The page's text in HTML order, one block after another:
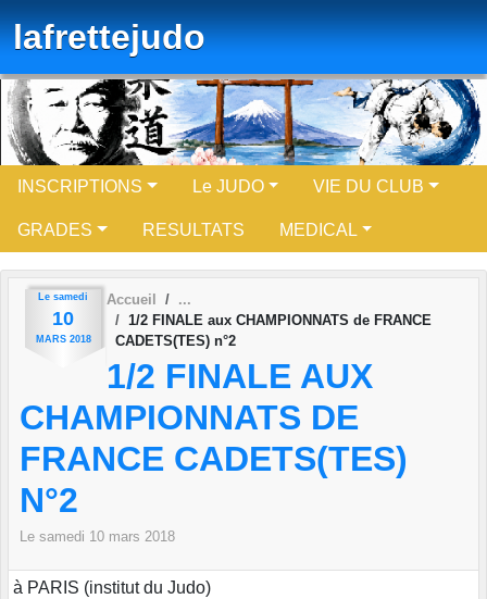
lafrettejudo
INSCRIPTIONS Le JUDO VIE DU CLUB
GRADES RESULTATS MEDICAL
Le samedi
10
MARS 2018
Accueil
1/2 FINALE aux CHAMPIONNATS de FRANCE
CADETS(TES) n°2
1/2 FINALE AUX
CHAMPIONNATS DE
FRANCE CADETS(TES)
N°2
Le samedi 10 mars 2018
à PARIS (institut du Judo)